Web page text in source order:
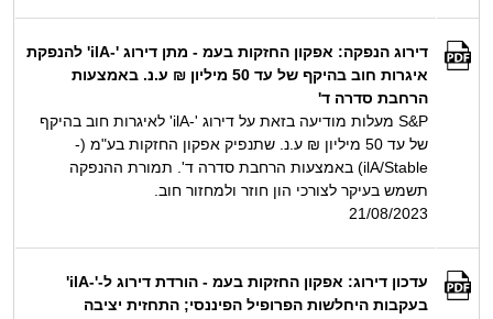
דירוג הנפקה: אפקון החזקות בעמ - מתן דירוג '-ilA' להנפקת
איגרות חוב בהיקף של עד 50 מיליון ₪ ע.נ. באמצעות
הרחבת סדרה ד'
S&P מעלות מודיעה בזאת על דירוג '-ilA' לאיגרות חוב בהיקף
של עד 50 מיליון ₪ ע.נ. שתנפיק אפקון החזקות בע"מ (-
ilA/Stable) באמצעות הרחבת סדרה ד'. תמורת ההנפקה
תשמש בעיקר לצורכי הון חוזר ולמחזור חוב.
21/08/2023
עדכון דירוג: אפקון החזקות בעמ - הורדת דירוג ל-'-ilA'
בעקבות היחלשות הפרופיל הפיננסי; התחזית יציבה